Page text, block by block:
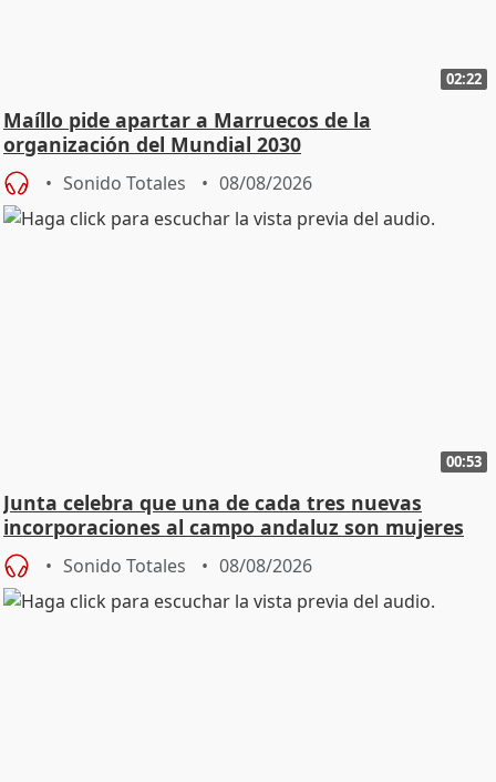
02:22
Maíllo pide apartar a Marruecos de la
organización del Mundial 2030
Sonido Totales 08/08/2026
00:53
Junta celebra que una de cada tres nuevas
incorporaciones al campo andaluz son mujeres
jóvenes
Sonido Totales 08/08/2026